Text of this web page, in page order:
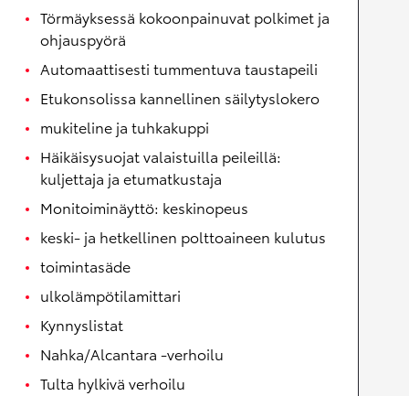
Törmäyksessä kokoonpainuvat polkimet ja
ohjauspyörä
Automaattisesti tummentuva taustapeili
Etukonsolissa kannellinen säilytyslokero
mukiteline ja tuhkakuppi
Häikäisysuojat valaistuilla peileillä:
kuljettaja ja etumatkustaja
Monitoiminäyttö: keskinopeus
keski- ja hetkellinen polttoaineen kulutus
toimintasäde
ulkolämpötilamittari
Kynnyslistat
Nahka/Alcantara -verhoilu
Tulta hylkivä verhoilu